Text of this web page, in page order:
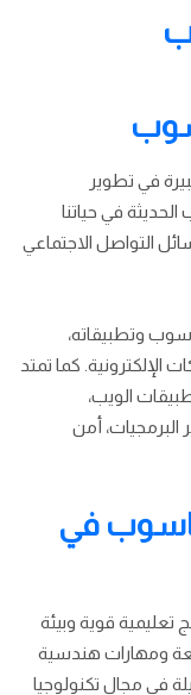
في تطوير
في حياتنا
التواصل الاجتماعي
وتطبيقاته،
الإلكترونية. كما تمتد
الويب،
البرمجيات، أمن
في
تعليمية قوية وبيئة
ومهارات هندسية
في مجال تكنولوجيا